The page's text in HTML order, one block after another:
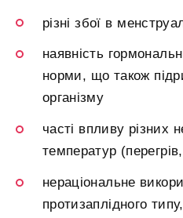
різні збої в
наявність
норми, що також
організму
часті впливу різних
температур
нераціональне
протизаплідного